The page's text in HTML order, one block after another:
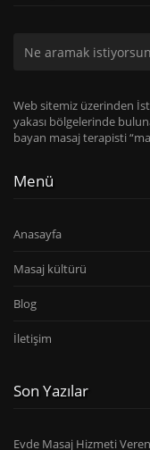
Web sitemiz üzerinden
yakası bölgelerinde
bayan masaj terapisti
Menü
Anasayfa
Masaj kültürü
Blog
İletişim
Son Yazılar
Evde Masaj Hizmeti